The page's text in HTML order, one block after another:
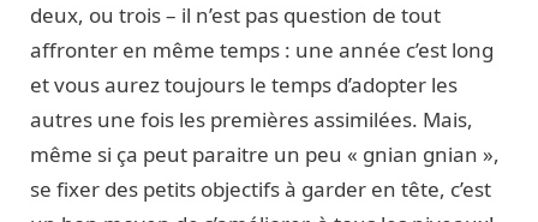
deux, ou trois – il n’est pas question de tout
affronter en même temps : une année c’est long
et vous aurez toujours le temps d’adopter les
autres une fois les premières assimilées. Mais,
même si ça peut paraitre un peu « gnian gnian »,
se fixer des petits objectifs à garder en tête, c’est